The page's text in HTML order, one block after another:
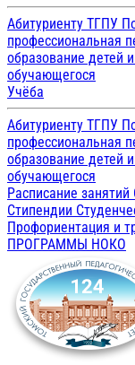
Абитуриенту ТГПУ
профессиональная
образование детей
обучающегося
Учёба
Абитуриенту ТГПУ
профессиональная
образование детей
обучающегося
Расписание занятий
Стипендии
Профориентация и
ПРОГРАММЫ НОКО